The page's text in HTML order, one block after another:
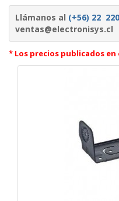
Llámanos al (+56) 22
ventas@electronisys.cl
* Los precios publicados